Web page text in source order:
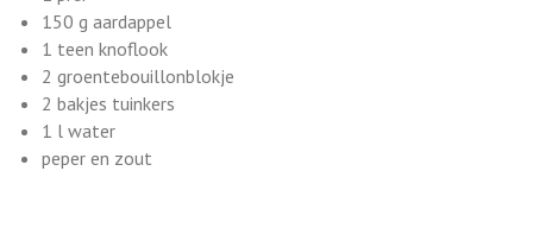
150 g aardappel
1 teen knoflook
2 groentebouillonblokje
2 bakjes tuinkers
1 l water
peper en zout